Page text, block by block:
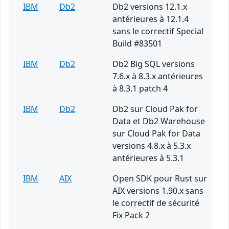
IBM
Db2
Db2 versions 12.1.x
antérieures à 12.1.4
sans le correctif Special
Build #83501
IBM
Db2
Db2 Big SQL versions
7.6.x à 8.3.x antérieures
à 8.3.1 patch 4
IBM
Db2
Db2 sur Cloud Pak for
Data et Db2 Warehouse
sur Cloud Pak for Data
versions 4.8.x à 5.3.x
antérieures à 5.3.1
IBM
AIX
Open SDK pour Rust sur
AIX versions 1.90.x sans
le correctif de sécurité
Fix Pack 2